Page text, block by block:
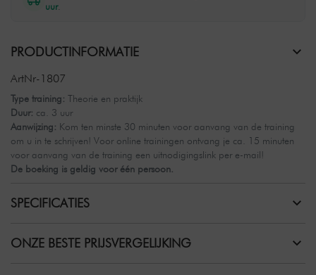
uur.
PRODUCTINFORMATIE
ArtNr-1807
Type training: Theorie en praktijk
Duur: ca. 3 uur
Aanwijzing: Kom ten minste 30 minuten voor aanvang van de training
om u in te schrijven! Voor online trainingen ontvang je ca. 15 minuten
voor aanvang van de training een uitnodigingslink per e-mail!
De boeking is geldig voor één persoon.
SPECIFICATIES
ONZE BESTE PRIJSVERGELIJKING